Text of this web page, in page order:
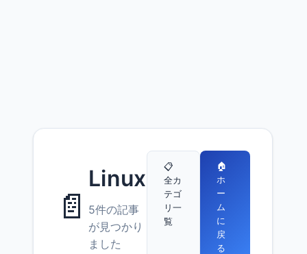
📄
Linux
5件の記事
が見つかり
ました
📋
全カ
テゴ
リ一
覧
🏠
ホ
ー
ム
に
戻
る